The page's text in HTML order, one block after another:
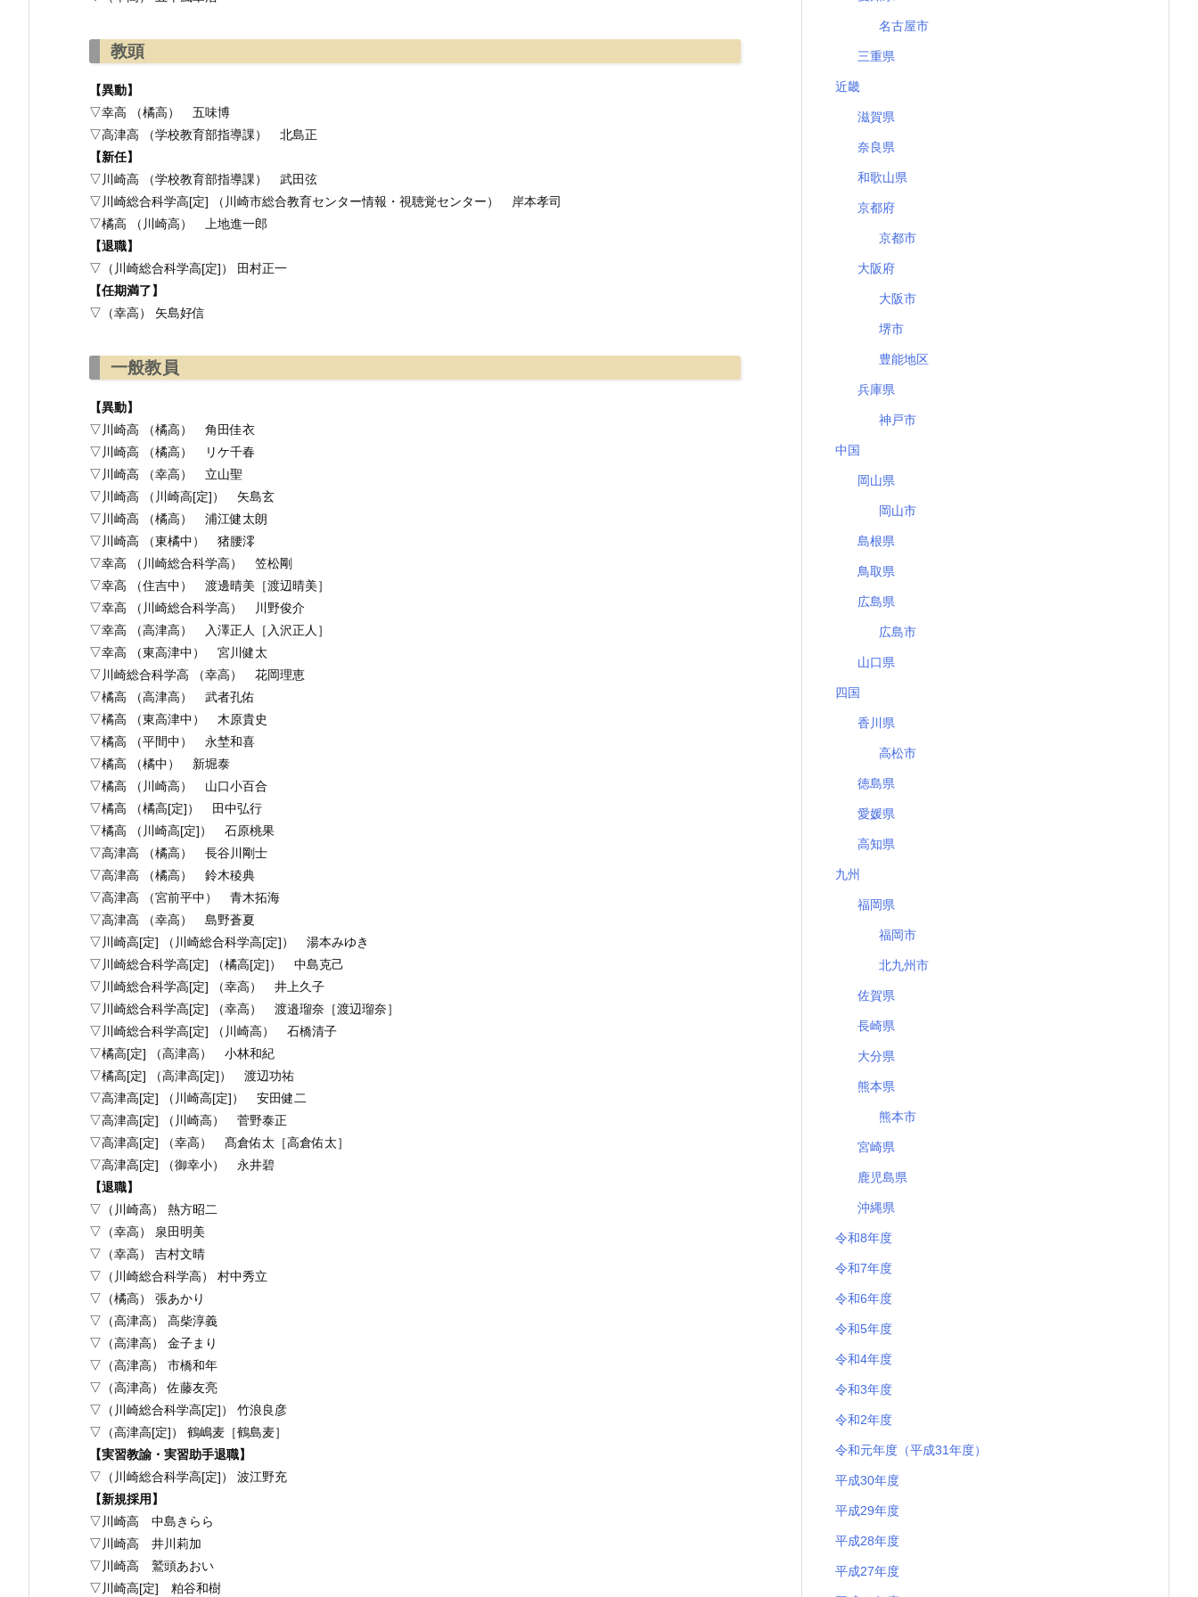
教頭
【異動】
▽幸高 （橘高） 五味博
▽高津高 （学校教育部指導課） 北島正
【新任】
▽川崎高 （学校教育部指導課） 武田弦
▽川崎総合科学高[定] （川崎市総合教育センター情報・視聴覚センター） 岸本孝司
▽橘高 （川崎高） 上地進一郎
【退職】
▽（川崎総合科学高[定]） 田村正一
【任期満了】
▽（幸高） 矢島好信
一般教員
【異動】
▽川崎高 （橘高） 角田佳衣
▽川崎高 （橘高） リケ千春
▽川崎高 （幸高） 立山聖
▽川崎高 （川崎高[定]） 矢島玄
▽川崎高 （橘高） 浦江健太朗
▽川崎高 （東橘中） 猪腰澪
▽幸高 （川崎総合科学高） 笠松剛
▽幸高 （住吉中） 渡邊晴美［渡辺晴美］
▽幸高 （川崎総合科学高） 川野俊介
▽幸高 （高津高） 入澤正人［入沢正人］
▽幸高 （東高津中） 宮川健太
▽川崎総合科学高 （幸高） 花岡理恵
▽橘高 （高津高） 武者孔佑
▽橘高 （東高津中） 木原貴史
▽橘高 （平間中） 永埜和喜
▽橘高 （橘中） 新堀泰
▽橘高 （川崎高） 山口小百合
▽橘高 （橘高[定]） 田中弘行
▽橘高 （川崎高[定]） 石原桃果
▽高津高 （橘高） 長谷川剛士
▽高津高 （橘高） 鈴木稜典
▽高津高 （宮前平中） 青木拓海
▽高津高 （幸高） 島野蒼夏
▽川崎高[定] （川崎総合科学高[定]） 湯本みゆき
▽川崎総合科学高[定] （橘高[定]） 中島克己
▽川崎総合科学高[定] （幸高） 井上久子
▽川崎総合科学高[定] （幸高） 渡邉瑠奈［渡辺瑠奈］
▽川崎総合科学高[定] （川崎高） 石橋清子
▽橘高[定] （高津高） 小林和紀
▽橘高[定] （高津高[定]） 渡辺功祐
▽高津高[定] （川崎高[定]） 安田健二
▽高津高[定] （川崎高） 菅野泰正
▽高津高[定] （幸高） 髙倉佑太［高倉佑太］
▽高津高[定] （御幸小） 永井碧
【退職】
▽（川崎高） 熱方昭二
▽（幸高） 泉田明美
▽（幸高） 吉村文晴
▽（川崎総合科学高） 村中秀立
▽（橘高） 張あかり
▽（高津高） 高柴淳義
▽（高津高） 金子まり
▽（高津高） 市橋和年
▽（高津高） 佐藤友亮
▽（川崎総合科学高[定]） 竹浪良彦
▽（高津高[定]） 鶴嶋麦［鶴島麦］
【実習教諭・実習助手退職】
▽（川崎総合科学高[定]） 波江野充
【新規採用】
▽川崎高 中島きらら
▽川崎高 井川莉加
▽川崎高 鷲頭あおい
▽川崎高[定] 粕谷和樹
名古屋市
三重県
近畿
滋賀県
奈良県
和歌山県
京都府
京都市
大阪府
大阪市
堺市
豊能地区
兵庫県
神戸市
中国
岡山県
岡山市
島根県
鳥取県
広島県
広島市
山口県
四国
香川県
高松市
徳島県
愛媛県
高知県
九州
福岡県
福岡市
北九州市
佐賀県
長崎県
大分県
熊本県
熊本市
宮崎県
鹿児島県
沖縄県
令和8年度
令和7年度
令和6年度
令和5年度
令和4年度
令和3年度
令和2年度
令和元年度（平成31年度）
平成30年度
平成29年度
平成28年度
平成27年度